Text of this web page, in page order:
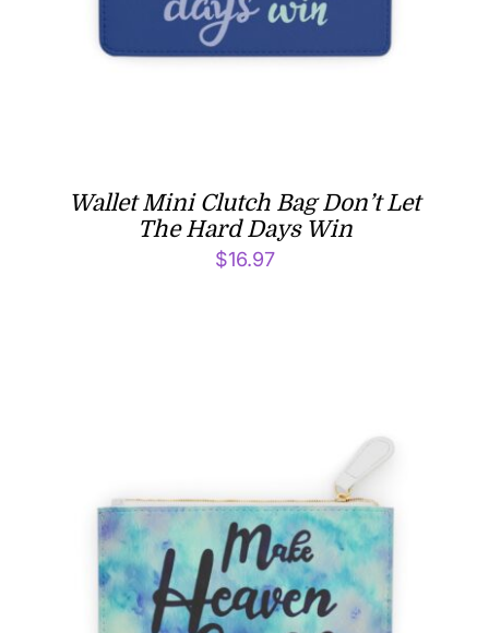
Wallet Mini Clutch Bag Don’t Let
The Hard Days Win
$16.97